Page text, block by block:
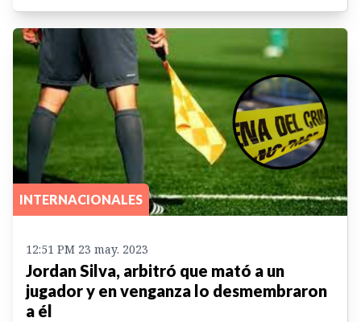
INTERNACIONALES
12:51 PM 23 may. 2023
Jordan Silva, arbitró que mató a un
jugador y en venganza lo desmembraron
a él